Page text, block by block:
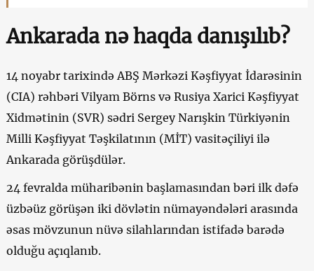
Ankarada nə haqda danışılıb?
14 noyabr tarixində ABŞ Mərkəzi Kəşfiyyat İdarəsinin
(CIA) rəhbəri Vilyam Börns və Rusiya Xarici Kəşfiyyat
Xidmətinin (SVR) sədri Sergey Narışkin Türkiyənin
Milli Kəşfiyyat Təşkilatının (MİT) vasitəçiliyi ilə
Ankarada görüşdülər.
24 fevralda müharibənin başlamasından bəri ilk dəfə
üzbəüz görüşən iki dövlətin nümayəndələri arasında
əsas mövzunun nüvə silahlarından istifadə barədə
olduğu açıqlanıb.